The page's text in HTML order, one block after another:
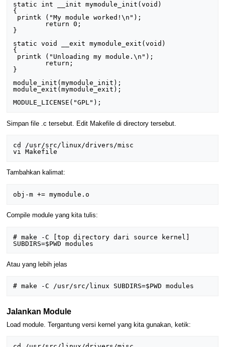
static int __init mymodule_init(void)
{
}
static void __exit mymodule_exit(void)
{
}
module_init(mymodule_init);
module_exit(mymodule_exit);
Simpan file .c tersebut. Edit Makefile di directory tersebut.
cd /usr/src/linux/drivers/misc
Tambahkan kalimat:
Compile module yang kita tulis:
# make -C [top directory dari source kernel]
Atau yang lebih jelas
Jalankan Module
Load module. Tergantung versi kernel yang kita gunakan, ketik: